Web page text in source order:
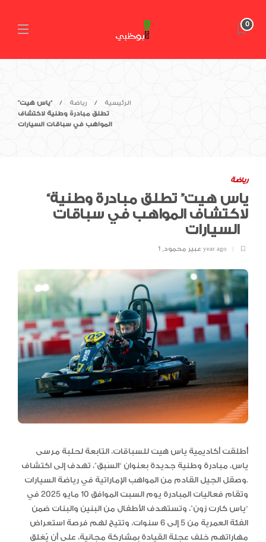
0
الرئيسية رياضة
“ياس هيت”
تطلق مبادرة وطنية لاكتشاف
المواهب في سباقات السيارات
رياضة
“ياس هيت” تطلق مبادرة وطنية
لاكتشاف المواهب في سباقات
عبير محمود, 1 year ago
أطلقت أكاديمية ياس هيت للسباقات، التابعة لحلبة مرسى
ياس، مبادرة وطنية جديدة بعنوان “السَبق”، تهدف إلى اكتشاف
وصقل الجيل القادم من المواهب الإماراتية في رياضة السيارات.
وتقام فعاليات المبادرة يوم السبت الموافق 10 مايو 2025 في
“ياس كارت زون”، وتستهدف الأطفال من البنين والبنات ضمن
الفئة العمرية من 5 إلى 6 سنوات، وتتيح لهم فرصة استعراض
مهاراتهم خلف عجلة القيادة بمشاركة مجانية، على أن يُغلق